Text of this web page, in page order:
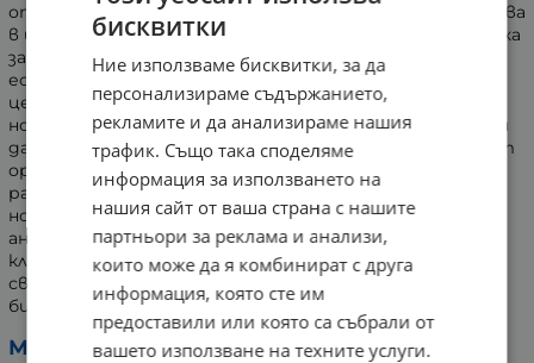
отличава с уникален състав и традиционно се използва
в източната култура както като натурална съставка
за поддържане на жизнеността, така и като
естествено багрило. Дрождите от червен ориз се
ценят заради способността си да подпомагат
нормалната функция на сърдечносъдовата система и
да благоприятстват кръвообращението. Червеният
ориз е източник на фибри, които подпомагат
работата на храносмилателната система и
нормалната перисталтика. Освен това съдържа
антиоксиданти, които подкрепят защитата на
клетките от оксидативен стрес. Основните му
свойства се дължат на съдържанието на
биоактивното съединение Монаколин К.
Монаколин К:
бисквитки
Ние използваме бисквитки, за да
персонализираме съдържанието,
рекламите и да анализираме нашия
трафик. Също така споделяме
информация за използването на
нашия сайт от ваша страна с нашите
партньори за реклама и анализи,
които може да я комбинират с друга
информация, която сте им
предоставили или която са събрали от
вашето използване на техните услуги.